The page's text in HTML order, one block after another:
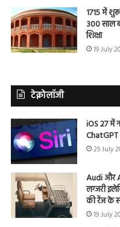
1715 में
300 साल
शिक्षा
19 July
टेक्नोलॉजी
iOS 27 में
25 July
Audi और
लग्जरी
की रेंज के
19 July